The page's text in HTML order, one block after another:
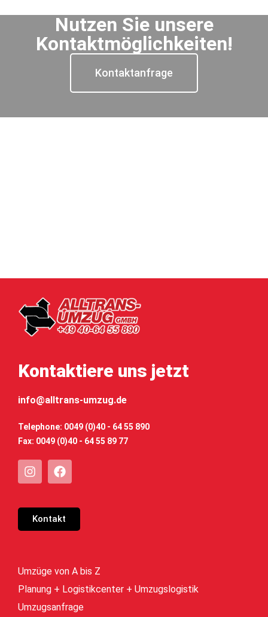
Nutzen Sie unsere
Kontaktmöglichkeiten!
Kontaktanfrage
Kontaktiere uns jetzt
info@alltrans-umzug.de
Telephone: 0049 (0)40 - 64 55 890
Fax: 0049 (0)40 - 64 55 89 77
Kontakt
Umzüge von A bis Z
Planung + Logistikcenter + Umzugslogistik
Umzugsanfrage